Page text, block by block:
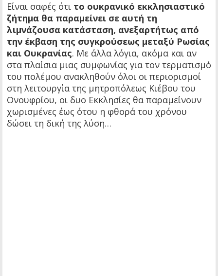
Είναι σαφές ότι το ουκρανικό εκκλησιαστικό
ζήτημα θα παραμείνει σε αυτή τη
λιμνάζουσα κατάσταση, ανεξαρτήτως από
την έκβαση της συγκρούσεως μεταξύ Ρωσίας
και Ουκρανίας. Με άλλα λόγια, ακόμα και αν
στα πλαίσια μιας συμφωνίας για τον τερματισμό
του πολέμου ανακληθούν όλοι οι περιορισμοί
στη λειτουργία της μητροπόλεως Κιέβου του
Ονουφρίου, οι δυο Εκκλησίες θα παραμείνουν
χωρισμένες έως ότου η φθορά του χρόνου
δώσει τη δική της λύση…